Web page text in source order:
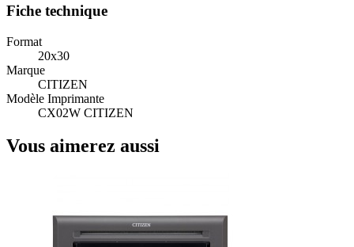
Fiche technique
Format
20x30
Marque
CITIZEN
Modèle Imprimante
CX02W CITIZEN
Vous aimerez aussi